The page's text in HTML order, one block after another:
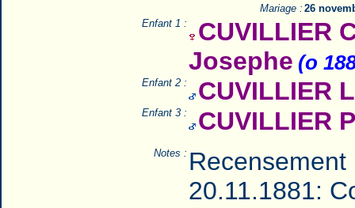
Mariage : 26
Enfant 1 :
CUVILLIER
Josephe (o
Enfant 2 : CUVILLIER
Enfant 3 : CUVILLIER
Notes :
20.11.1881: